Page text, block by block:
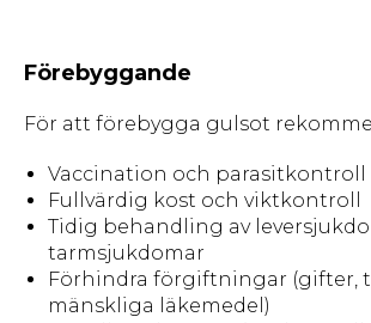
Förebyggande
För att förebygga gulsot
Vaccination och parasitkontroll
Fullvärdig kost och viktkontroll
Tidig behandling av
tarmsjukdomar
Förhindra förgiftningar (gifter,
mänskliga läkemedel)